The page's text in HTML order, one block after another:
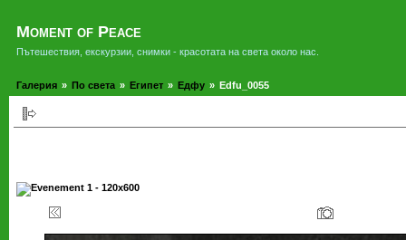
Moment of Peace
Пътешествия, екскурзии, снимки - красотата на света около нас.
Галерия » По света » Египет » Едфу » Edfu_0055